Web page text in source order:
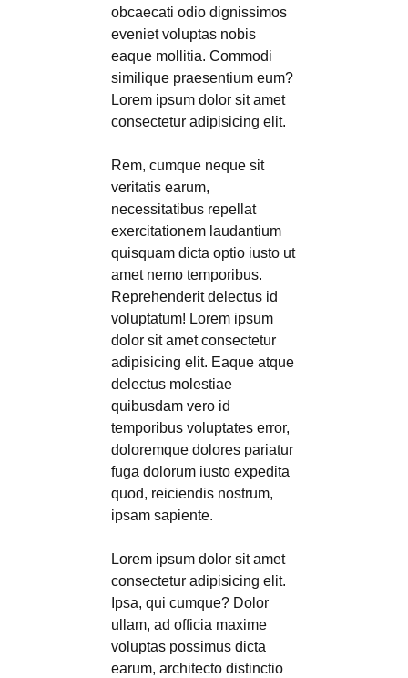
obcaecati odio dignissimos
eveniet voluptas nobis
eaque mollitia. Commodi
similique praesentium eum?
Lorem ipsum dolor sit amet
consectetur adipisicing elit.
Rem, cumque neque sit
veritatis earum,
necessitatibus repellat
exercitationem laudantium
quisquam dicta optio iusto ut
amet nemo temporibus.
Reprehenderit delectus id
voluptatum! Lorem ipsum
dolor sit amet consectetur
adipisicing elit. Eaque atque
delectus molestiae
quibusdam vero id
temporibus voluptates error,
doloremque dolores pariatur
fuga dolorum iusto expedita
quod, reiciendis nostrum,
ipsam sapiente.
Lorem ipsum dolor sit amet
consectetur adipisicing elit.
Ipsa, qui cumque? Dolor
ullam, ad officia maxime
voluptas possimus dicta
earum, architecto distinctio